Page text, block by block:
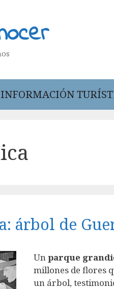
INFORMACIÓN
árbol de
Unparque
millones de flores
un árbol,